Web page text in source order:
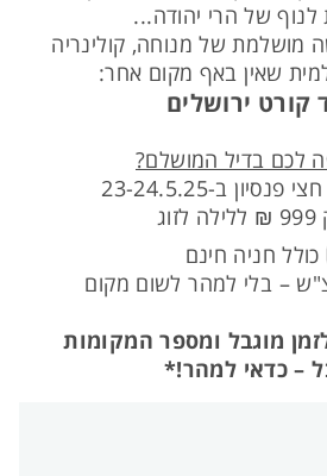
של הרי יהודה...
מושלמת של מנוחה, קולינריה
שאין באף מקום אחר:
קורט ירושלים
לכם בדיל המושלם?
ב-23-24.5.25
– בלי למהר לשום מקום
מוגבל ומספר המקומות
– כדאי למהר!*